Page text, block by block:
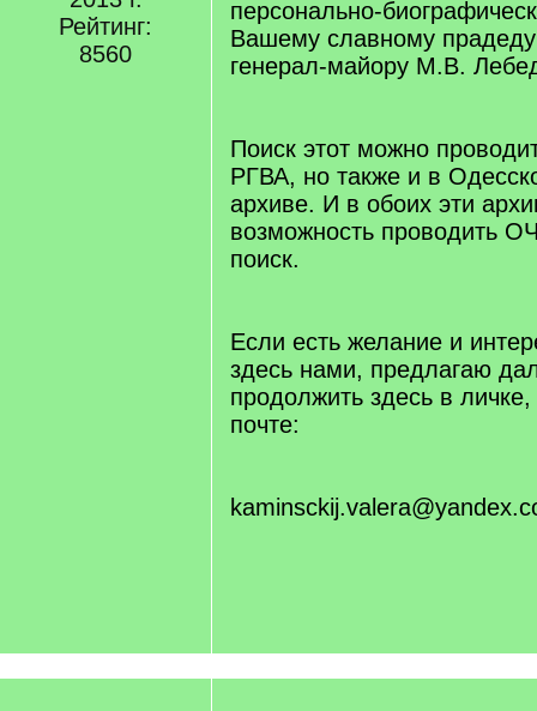
Рейтинг:
8560
персонально-
Вашему славному
генерал-майору М.В.
Поиск этот можно
РГВА, но также и в
архиве. И в обоих эти
возможность проводить
поиск.
Если есть желание и
здесь нами, предлагаю
продолжить здесь в
почте: